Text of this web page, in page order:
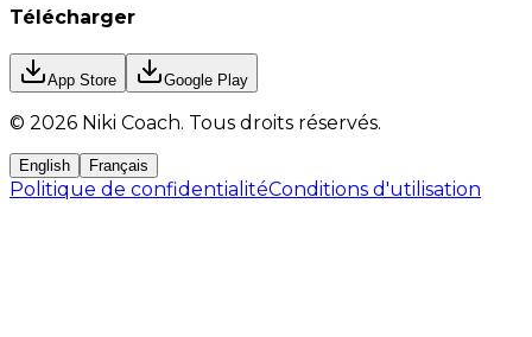
Télécharger
App Store Google Play
© 2026 Niki Coach. Tous droits réservés.
English Français
Politique de confidentialitéConditions d'utilisation